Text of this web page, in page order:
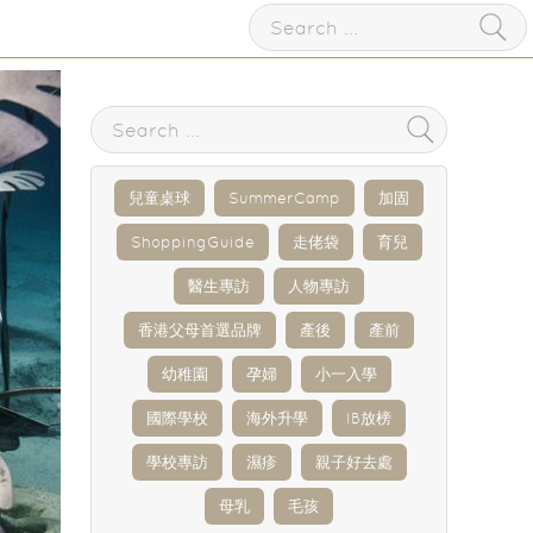
兒童桌球 SummerCamp 加固
ShoppingGuide 走佬袋 育兒
醫生專訪 人物專訪
香港父母首選品牌 產後 產前
幼稚園 孕婦 小一入學
國際學校 海外升學 IB放榜
學校專訪 濕疹 親子好去處
母乳 毛孩